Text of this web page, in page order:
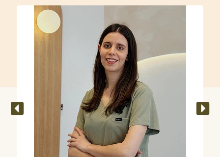
Ana María Rosa Terrón
Fisioterapia Avanzada, ATM y
Pilates Terapéutico
Colegiada nº 9002
“No deja una mandíbula sin domar. Mano fina,
carácter dulce.”